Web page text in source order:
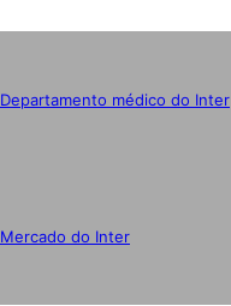
Departamento médico do Inter
Mercado do Inter